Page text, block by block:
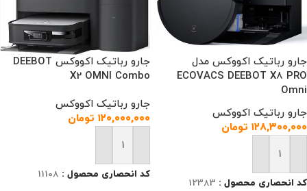
جارو رباتیک اکووکس مدل
ECOVACS DEEBOT X8 PRO
Omni
جارو رباتیک اکووکس
۱۲۸,۳۰۰,۰۰۰ تومان
افزودن به سبد خرید
کد انحصاری محصول : 12383
جارو رباتیک اکووکس DEEBOT
X2 OMNI Combo
جارو رباتیک اکووکس
۱۲۰,۰۰۰,۰۰۰ تومان
افزودن به سبد خرید
کد انحصاری محصول : 11108